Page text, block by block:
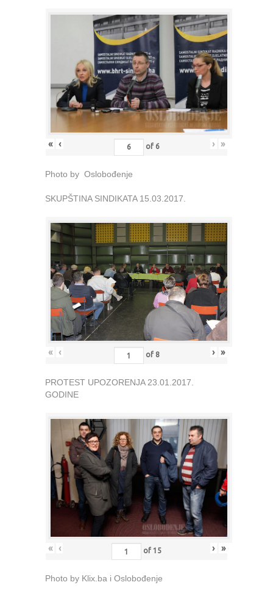
« ‹ of 6 › »
Photo by Oslobođenje
SKUPŠTINA SINDIKATA 15.03.2017.
« ‹ of 8 › »
PROTEST UPOZORENJA 23.01.2017.
GODINE
« ‹ of 15 › »
Photo by Klix.ba i Oslobođenje